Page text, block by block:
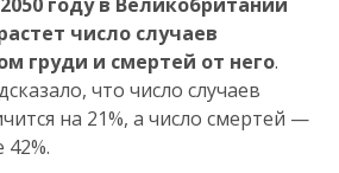
число случаев
груди и смертей от него.
что число случаев
на 21%, а число смертей —